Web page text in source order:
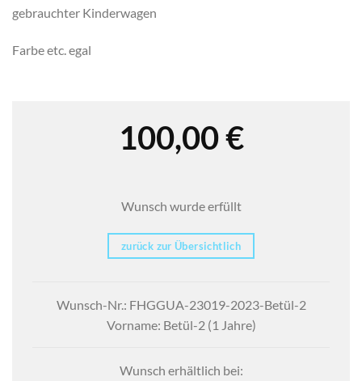
gebrauchter Kinderwagen
Farbe etc. egal
100,00€
Wunsch wurde erfüllt
zurück zur Übersichtlich
Wunsch-Nr.: FHGGUA-23019-2023-Betül-2
Vorname: Betül-2 (1 Jahre)
Wunsch erhältlich bei: